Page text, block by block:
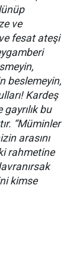
ve
fesat ateşi
beslemeyin,
Kardeş
gayrılık bu
“Müminler
arasını
rahmetine
kimse